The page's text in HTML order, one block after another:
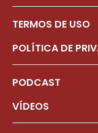
TERMOS DE USO
POLÍTICA DE
PODCAST
VÍDEOS